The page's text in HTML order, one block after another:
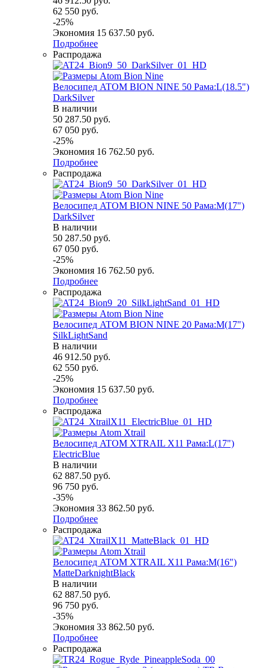
62 550 руб.
-25%
Экономия 15 637.50 руб.
Подробнее
Распродажа
Велосипед ATOM BION NINE 50 Рама:L(18.5")
DarkSilver
В наличии
50 287.50 руб.
67 050 руб.
-25%
Экономия 16 762.50 руб.
Подробнее
Распродажа
Велосипед ATOM BION NINE 50 Рама:M(17")
DarkSilver
В наличии
50 287.50 руб.
67 050 руб.
-25%
Экономия 16 762.50 руб.
Подробнее
Распродажа
Велосипед ATOM BION NINE 20 Рама:M(17")
SilkLightSand
В наличии
46 912.50 руб.
62 550 руб.
-25%
Экономия 15 637.50 руб.
Подробнее
Распродажа
Велосипед ATOM XTRAIL X11 Рама:L(17")
ElectricBlue
В наличии
62 887.50 руб.
96 750 руб.
-35%
Экономия 33 862.50 руб.
Подробнее
Распродажа
Велосипед ATOM XTRAIL X11 Рама:M(16")
MatteDarknightBlack
В наличии
62 887.50 руб.
96 750 руб.
-35%
Экономия 33 862.50 руб.
Подробнее
Распродажа